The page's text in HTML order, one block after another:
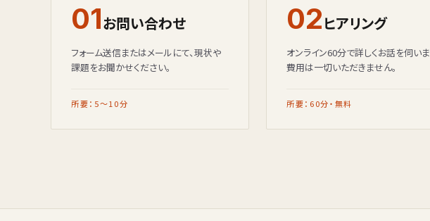
01お問い合わせ
フォーム送信またはメールにて、現状や
課題をお聞かせください。
所要：5〜10分
02 ヒアリング
オンライン60分で詳しくお話を伺いま
費用は一切いただきません。
所要：60分・無料